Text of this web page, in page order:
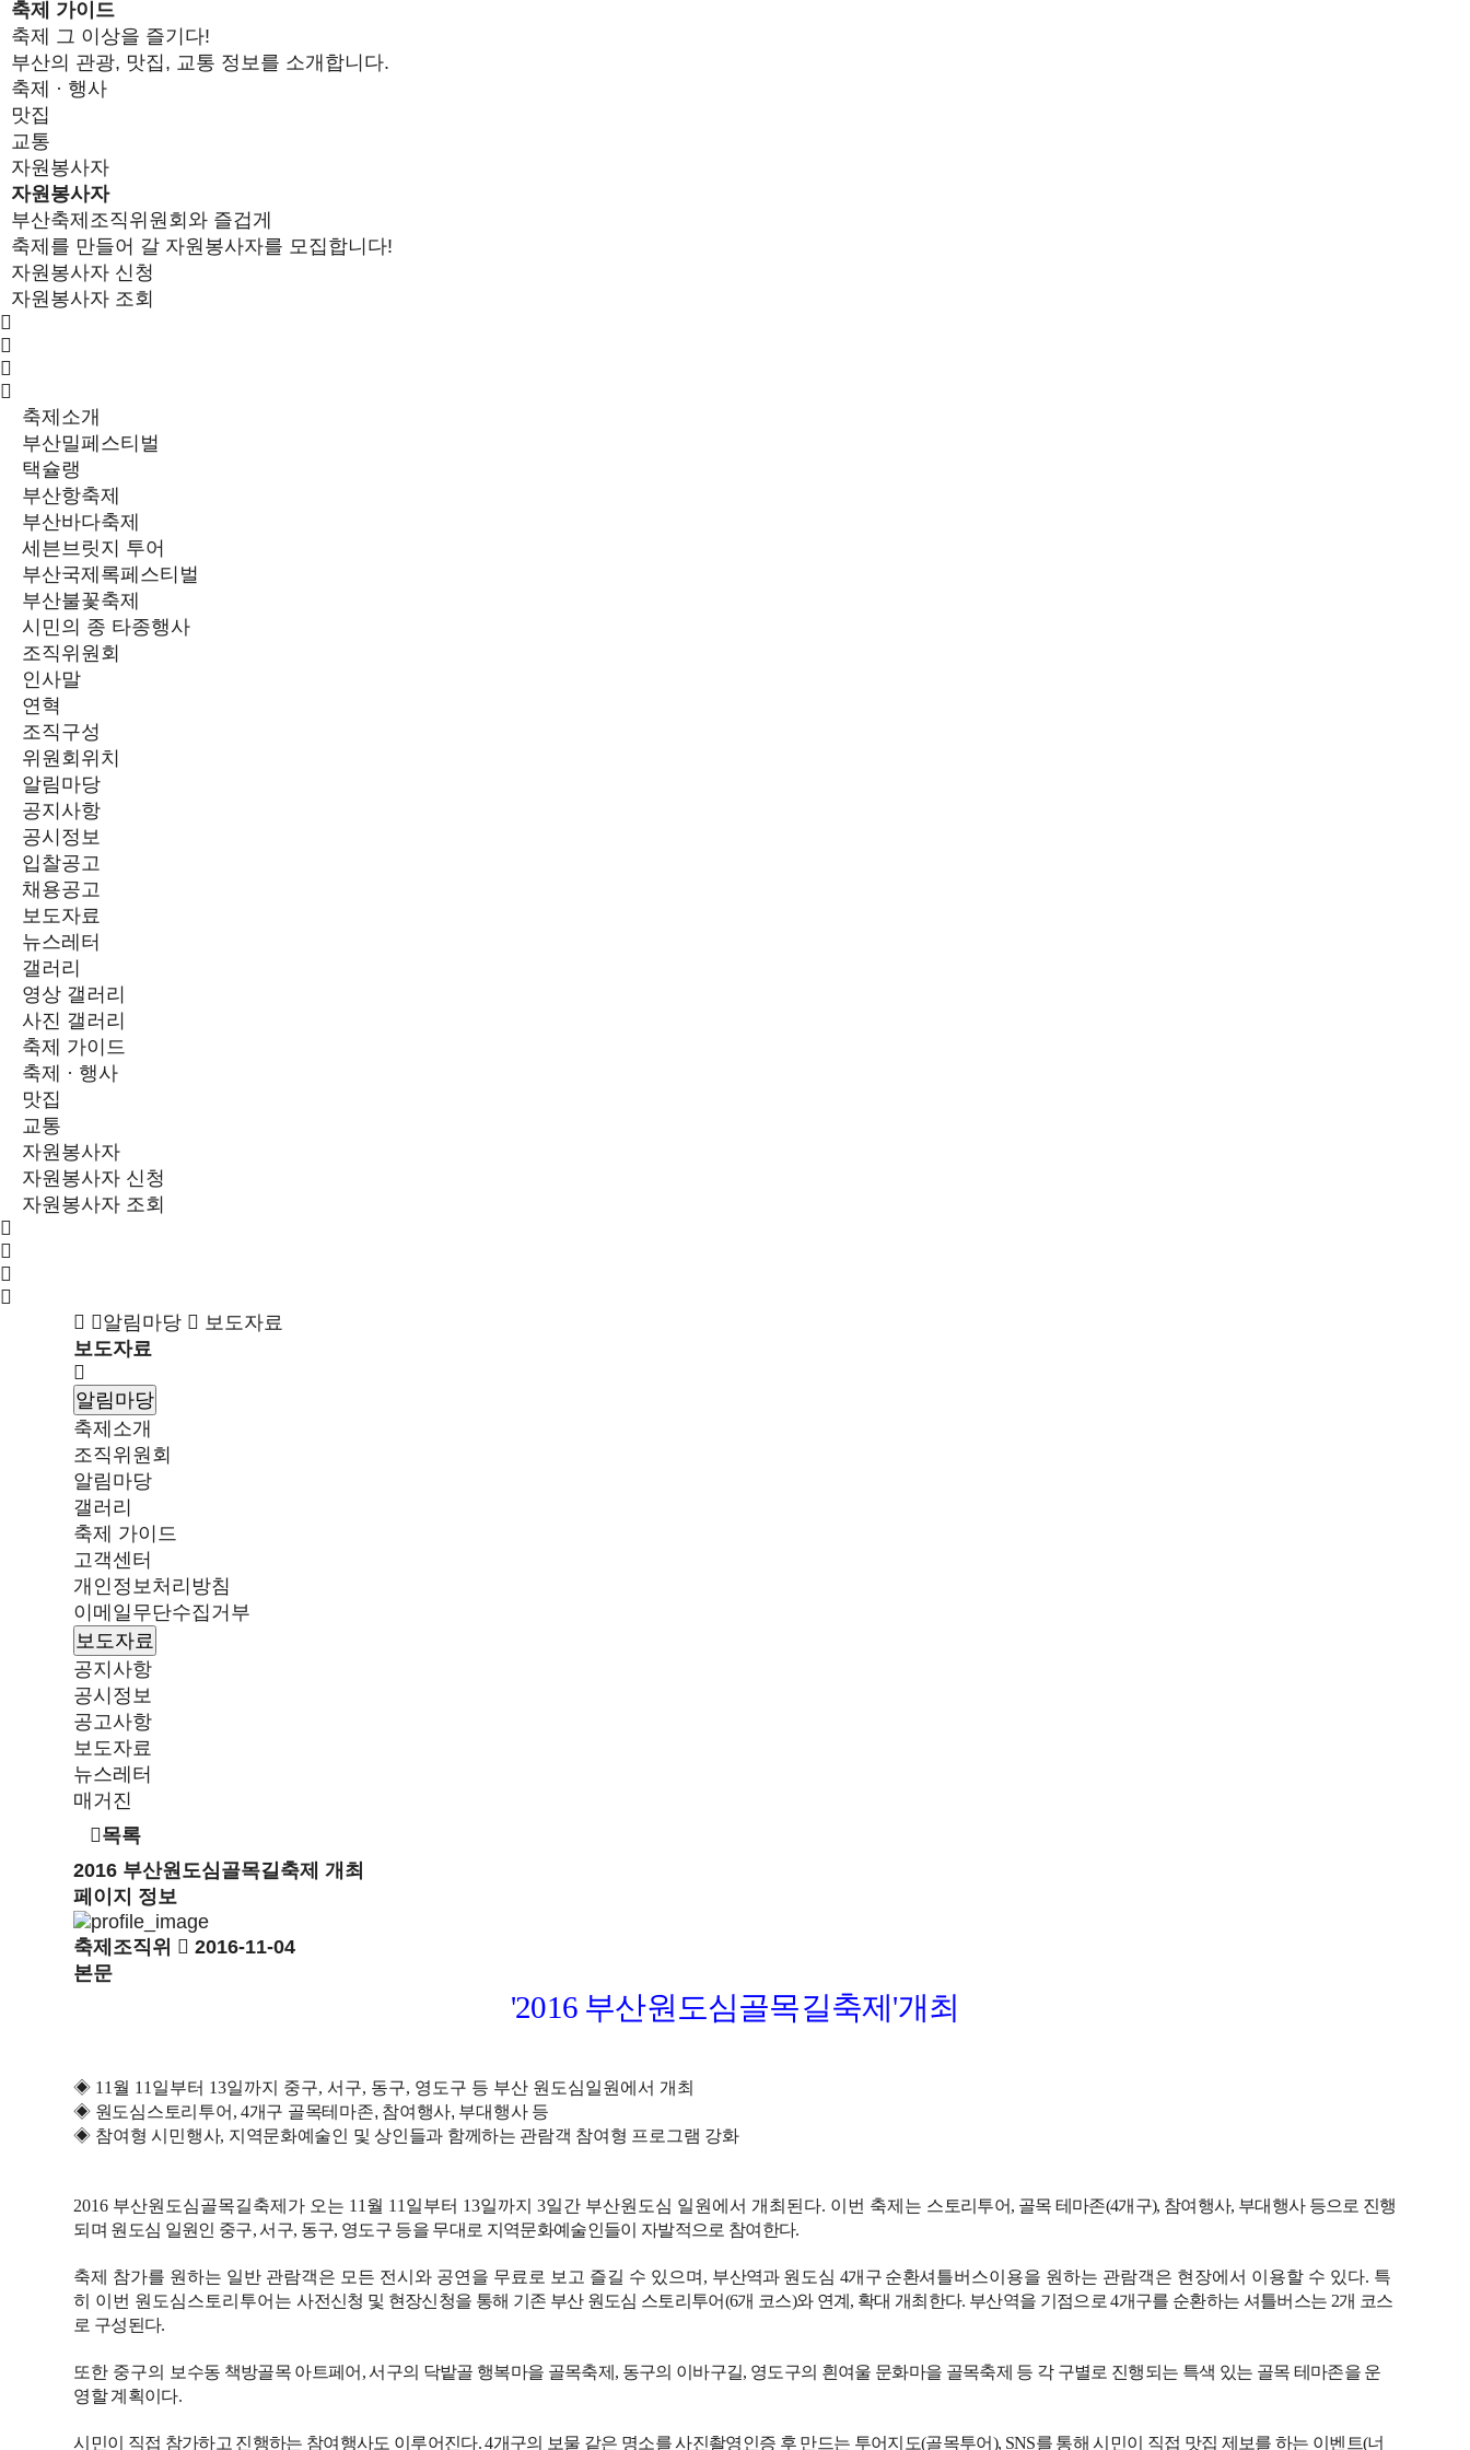
축제 가이드
축제 그 이상을 즐기다!
부산의 관광, 맛집, 교통 정보를 소개합니다.
축제 · 행사
맛집
교통
자원봉사자
자원봉사자
부산축제조직위원회와 즐겁게
축제를 만들어 갈 자원봉사자를 모집합니다!
자원봉사자 신청
자원봉사자 조회
축제소개
부산밀페스티벌
택슐랭
부산항축제
부산바다축제
세븐브릿지 투어
부산국제록페스티벌
부산불꽃축제
시민의 종 타종행사
조직위원회
인사말
연혁
조직구성
위원회위치
알림마당
공지사항
공시정보
입찰공고
채용공고
보도자료
뉴스레터
갤러리
영상 갤러리
사진 갤러리
축제 가이드
축제 · 행사
맛집
교통
자원봉사자
자원봉사자 신청
자원봉사자 조회
알림마당
보도자료
보도자료
알림마당
축제소개
조직위원회
알림마당
갤러리
축제 가이드
고객센터
개인정보처리방침
이메일무단수집거부
보도자료
공지사항
공시정보
공고사항
보도자료
뉴스레터
매거진
목록
2016 부산원도심골목길축제 개최
페이지 정보
축제조직위
2016-11-04
본문
'2016 부산원도심골목길축제'개최
◈ 11 월 11 일부터 13일까지 중구,서구, 동구, 영도구 등 부산 원도심일원에서 개최
◈ 원도심스토리투어 , 4개구 골목테마존, 참여행사, 부대행사 등
◈ 참여형 시민행사, 지역문화예술인 및 상인들과 함께하는 관람객 참여형 프로그램 강화
2016 부산원 도심골목길축제가 오는 11 월 11 일부터 13일까지3일간 부산원도심 일원에서 개최된다. 이번 축제는 스토리투어, 골목 테마존(4개구), 참여행사, 부대행사 등으로 진행
되며 원도심 일원인 중구,서구, 동구, 영도구 등을 무대로 지역문화예술인들이 자발적으로 참여한다.
축제 참가를 원하는 일반 관람객은 모든 전시와 공연을 무료로 보고 즐길 수 있으며 , 부산역과 원도심 4개구 순환셔틀버스이용을 원하는 관람객은 현장에서 이용할 수 있다. 특
히 이번 원도심스토리투어는사전신청 및 현장신청을 통해 기존 부산 원도심 스토리투어(6개 코스)와 연계 , 확대 개최한다. 부산역을 기점으로4개구를 순환하는 셔틀버스는 2개 코스
로 구성된다.
또한 중구의 보수동 책방골목 아트페어 ,서구의 닥밭골 행복마을 골목축제 , 동구의 이바구길, 영도구의 흰여울 문화마을 골목축제 등 각 구별로 진행되는 특색 있는 골목 테마존을 운
영할 계획이다.
시민이 직접 참가하고 진행하는 참여행사도 이루어진다. 4개구의 보물 같은 명소를 사진촬영인증 후 만드는 투어지도(골목투어), SNS를 통해 시민이 직접 맛집 제보를 하는 이벤트(너